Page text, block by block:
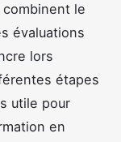
combinent le
évaluations
lors
étapes
utile pour
en